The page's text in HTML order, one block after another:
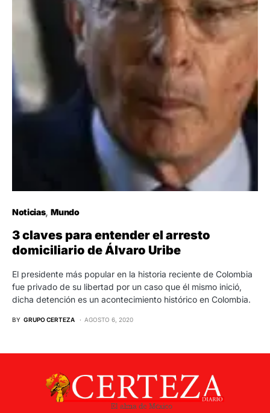
Noticias Mundo
3 claves para entender el arresto
domiciliario de Álvaro Uribe
El presidente más popular en la historia reciente de Colombia
fue privado de su libertad por un caso que él mismo inició,
dicha detención es un acontecimiento histórico en Colombia.
BY GRUPO CERTEZA AGOSTO 6, 2020